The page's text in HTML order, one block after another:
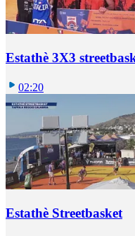
Estathè 3X3
02:20
Estathè Streetbasket